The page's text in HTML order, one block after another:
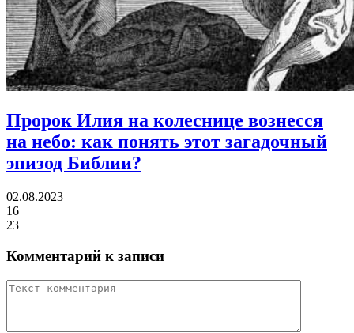
Пророк Илия на колеснице вознесся
на небо: как понять этот загадочный
эпизод Библии?
02.08.2023
16
23
Комментарий к записи